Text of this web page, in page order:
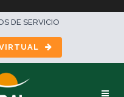
DE SERVICIO